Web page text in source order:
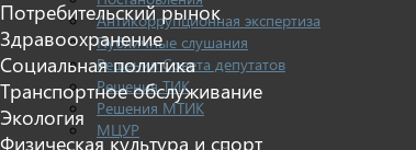
Антикоррупционная экспертиза
Публичные слушания
Решения Совета депутатов
Решения ТИК
Решения МТИК
МЦУР
Потребительский рынок
Здравоохранение
Социальная политика
Транспортное обслуживание
Экология
Физическая культура и спорт